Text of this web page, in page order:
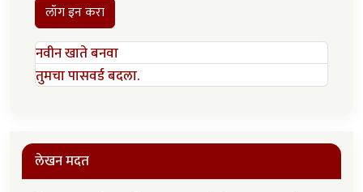
लॉग इन करा
नवीन खाते बनवा
तुमचा पासवर्ड बदला.
लेखन मदत